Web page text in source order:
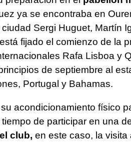
ya se encontraba en
Sergi Huguet, Martín
fijado el comienzo de la
Rafa Lisboa y
de septiembre al
Portugal y Bahamas.
acondicionamiento físico
de participar en una
club, en este caso, la visita